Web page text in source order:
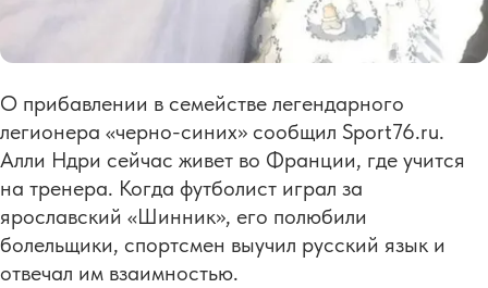
О прибавлении в семействе легендарного
легионера «черно-синих» сообщил Sport76.ru.
Алли Ндри сейчас живет во Франции, где учится
на тренера. Когда футболист играл за
ярославский «Шинник», его полюбили
болельщики, спортсмен выучил русский язык и
отвечал им взаимностью.